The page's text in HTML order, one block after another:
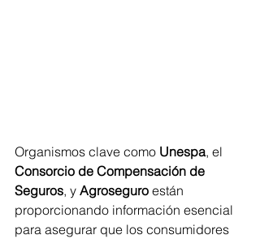
Organismos clave como Unespa, el
Consorcio de Compensación de
Seguros, y Agroseguro están
proporcionando información esencial
para asegurar que los consumidores